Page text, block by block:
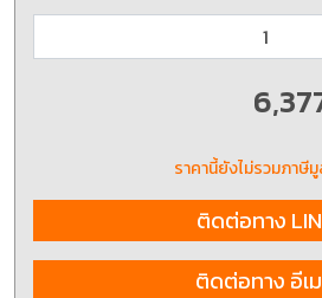
ราคานี้ยังไม่รวมภาษี
ติดต่อทาง
ติดต่อทาง อีเ